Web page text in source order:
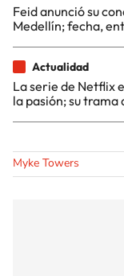
Feid anunció su
Medellín; fecha,
Actualidad
La serie de Netflix
la pasión; su
Myke Towers